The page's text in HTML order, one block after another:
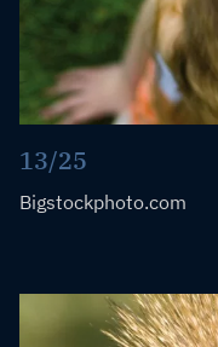
13/25
Bigstockphoto.com